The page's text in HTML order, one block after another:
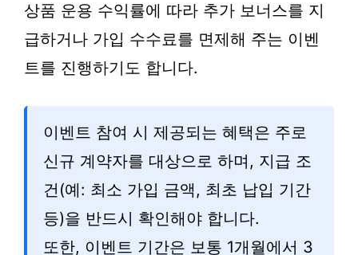
상품 운용 수익률에 따라 추가 보너스를 지
급하거나 가입 수수료를 면제해 주는 이벤
트를 진행하기도 합니다.
이벤트 참여 시 제공되는 혜택은 주로
신규 계약자를 대상으로 하며, 지급 조
건(예: 최소 가입 금액, 최초 납입 기간
등)을 반드시 확인해야 합니다.
또한, 이벤트 기간은 보통 1개월에서 3